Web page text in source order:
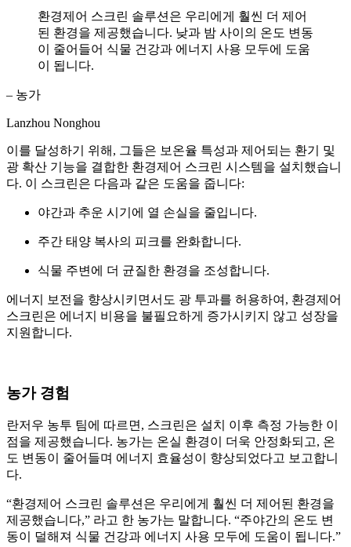
환경제어 스크린 솔루션은 우리에게 훨씬 더 제어
된 환경을 제공했습니다. 낮과 밤 사이의 온도 변동
이 줄어들어 식물 건강과 에너지 사용 모두에 도움
이 됩니다.
– 농가
Lanzhou Nonghou
이를 달성하기 위해, 그들은 보온율 특성과 제어되는 환기 및
광 확산 기능을 결합한 환경제어 스크린 시스템을 설치했습니
다. 이 스크린은 다음과 같은 도움을 줍니다:
야간과 추운 시기에 열 손실을 줄입니다.
주간 태양 복사의 피크를 완화합니다.
식물 주변에 더 균질한 환경을 조성합니다.
에너지 보전을 향상시키면서도 광 투과를 허용하여, 환경제어
스크린은 에너지 비용을 불필요하게 증가시키지 않고 성장을
지원합니다.
농가 경험
란저우 농투 팀에 따르면, 스크린은 설치 이후 측정 가능한 이
점을 제공했습니다. 농가는 온실 환경이 더욱 안정화되고, 온
도 변동이 줄어들며 에너지 효율성이 향상되었다고 보고합니
다.
“환경제어 스크린 솔루션은 우리에게 훨씬 더 제어된 환경을
제공했습니다,” 라고 한 농가는 말합니다. “주야간의 온도 변
동이 덜해져 식물 건강과 에너지 사용 모두에 도움이 됩니다.”